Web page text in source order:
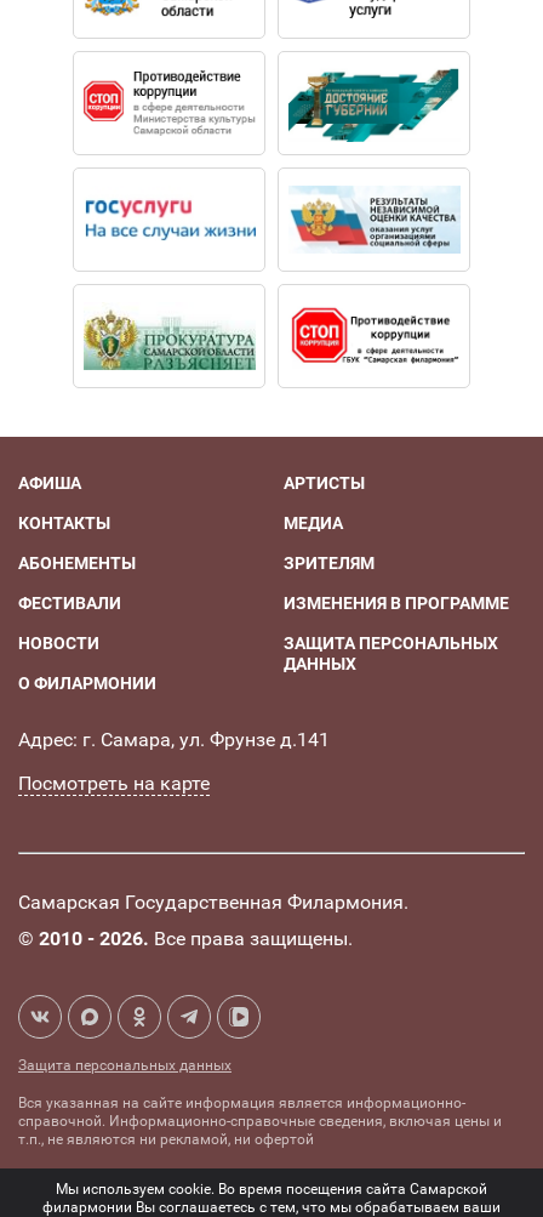
АФИША
КОНТАКТЫ
АБОНЕМЕНТЫ
ФЕСТИВАЛИ
НОВОСТИ
О ФИЛАРМОНИИ
АРТИСТЫ
МЕДИА
ЗРИТЕЛЯМ
ИЗМЕНЕНИЯ В ПРОГРАММЕ
ЗАЩИТА ПЕРСОНАЛЬНЫХ
ДАННЫХ
Адрес: г. Самара, ул. Фрунзе д.141
Посмотреть на карте
Самарская Государственная Филармония.
© 2010 - 2026. Все права защищены.
Защита персональных данных
Вся указанная на сайте информация является информационно-
справочной. Информационно-справочные сведения, включая цены и
т.п., не являются ни рекламой, ни офертой
Создание сайта -
mediaidea
Комплексное
продвижение сайтов
Мы используем cookie. Во время посещения сайта Самарской
филармонии Вы соглашаетесь с тем, что мы обрабатываем ваши